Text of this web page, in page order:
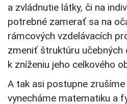
a zvládnutie látky, či na
potrebné zamerať sa na
rámcových vzdelávacích
zmeniť štruktúru učebných
k zníženiu jeho celkového
A tak asi postupne zrušíme
vynecháme matematiku a